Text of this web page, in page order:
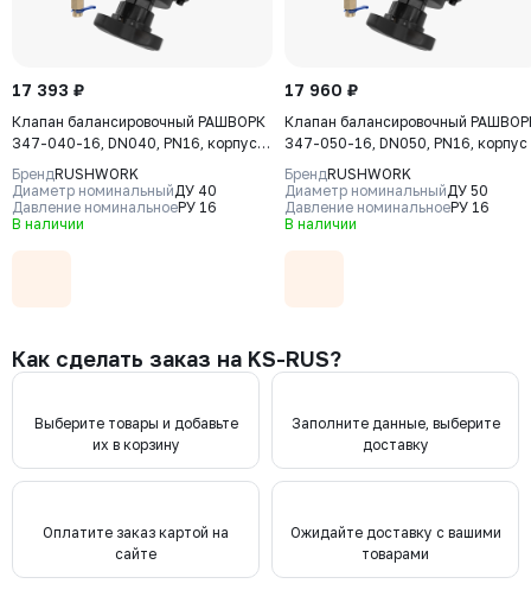
17 393 ₽
Клапан балансировочный РАШВОРК
347-040-16, DN040, PN16, корпус -
чугун GJS-400-15 (GGG40), клапан
- нерж. сталь CF8, уплотнение -
EPDM, Ф/Ф
БрендRUSHWORK
Диаметр номинальныйДУ 40
Давление номинальноеРУ 16
В наличии
17 960 ₽
Клапан балансировочный
347-050-16, DN050, PN16,
чугун GJS-400-15 (GGG40),
- нерж. сталь CF8, уплотнение -
EPDM, Ф/Ф
БрендRUSHWORK
Диаметр номинальныйДУ 50
Давление номинальноеРУ 16
В наличии
Как сделать заказ на KS-RUS?
Выберите товары и добавьте
их в корзину
Заполните данные, выберите
доставку
Оплатите заказ картой на
сайте
Ожидайте доставку с вашими
товарами